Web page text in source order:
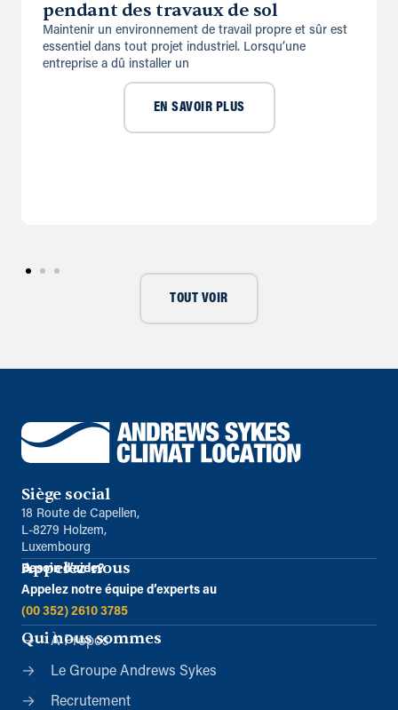
pendant des travaux de sol
Maintenir un environnement de travail propre et sûr est
essentiel dans tout projet industriel. Lorsqu’une
entreprise a dû installer un
EN SAVOIR PLUS
TOUT VOIR
Siège social
18 Route de Capellen,
L-8279 Holzem,
Luxembourg
Appelez-nous
Besoin d’aide?
Appelez notre équipe d’experts au
(00 352) 2610 3785
Qui nous sommes
À Propos
Le Groupe Andrews Sykes
Recrutement